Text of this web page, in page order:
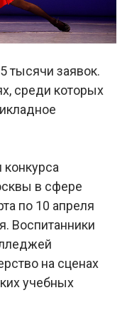
тысячи заявок.
среди которых
конкурса
в сфере
по 10 апреля
Воспитанники
на сценах
учебных